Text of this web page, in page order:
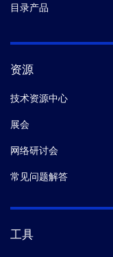
目录产品
资源
技术资源中心
展会
网络研讨会
常见问题解答
工具